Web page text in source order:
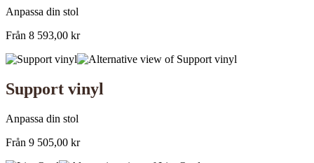
Anpassa din stol
Från 8 593,00 kr
Support vinyl
Anpassa din stol
Från 9 505,00 kr